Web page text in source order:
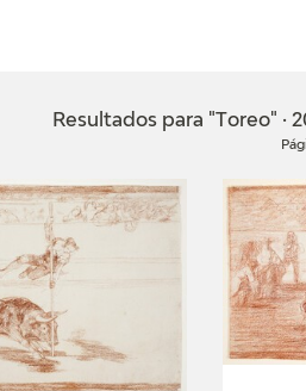
EDICIONES TIENDA
Resultados para "Toreo" ·